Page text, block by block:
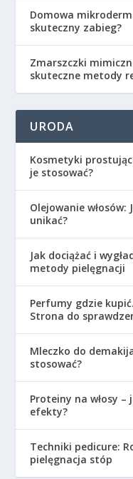
Domowa
skuteczny zabieg?
Zmarszczki
skuteczne metody
URODA
Kosmetyki
je stosować?
Olejowanie włosów:
unikać?
Jak dociążać i
metody pielęgnacji
Perfumy gdzie
Strona do
Mleczko do
stosować?
Proteiny na włosy
efekty?
Techniki pedicure:
pielęgnacja stóp